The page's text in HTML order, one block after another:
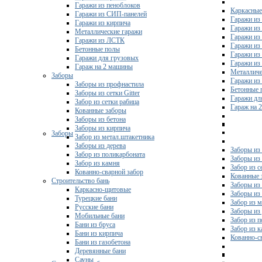
Гаражи из
Гаражи из
Гаражи из
Гаражи из
Гаражи
Гаражи из
Гаражи
Бетонные
Гаражи
Гараж на
Заборы
Заборы из
Заборы из
Забор из
Кованные
Заборы из
Заборы из
Забор из
Заборы из
Забор из
Забор из
Кованно-
Гаражи из пеноблоков
Гаражи из СИП-панелей
Гаражи из кирпича
Металлические гаражи
Гаражи из ЛСТК
Бетонные полы
Гаражи для грузовых
Гараж на 2 машины
Заборы
Заборы из профнастила
Заборы из сетки Gitter
Забор из сетки рабица
Кованные заборы
Заборы из бетона
Заборы из кирпича
Забор из метал.штакетника
Заборы из дерева
Забор из поликарбоната
Забор из камня
Кованно-сварной забор
Строительство бань
Каркасно-щитовые
Турецкие бани
Русские бани
Мобильные бани
Бани из бруса
Бани из кирпича
Бани из газобетона
Деревянные бани
Сауны